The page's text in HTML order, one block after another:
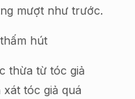
mượt như trước.
hút
thừa từ tóc giả
tóc giả quá